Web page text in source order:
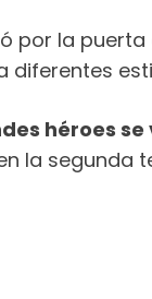
por la
diferentes
héroes
la segunda